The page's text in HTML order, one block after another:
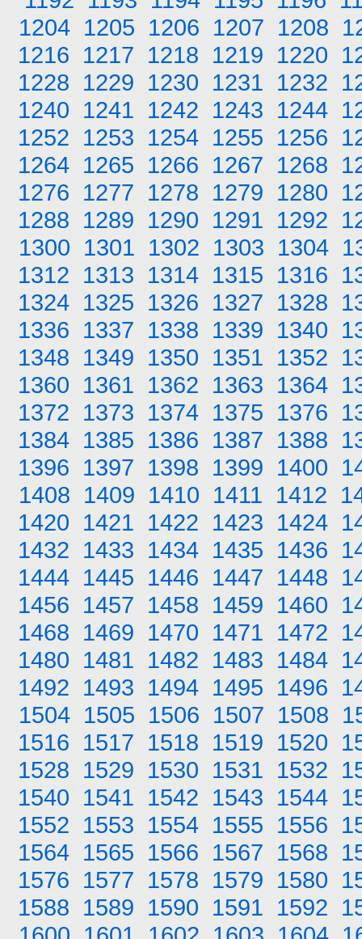
1204 1205 1206 1207 1208
1216 1217 1218 1219 1220
1228 1229 1230 1231 1232
1240 1241 1242 1243 1244
1252 1253 1254 1255 1256
1264 1265 1266 1267 1268
1276 1277 1278 1279 1280
1288 1289 1290 1291 1292
1300 1301 1302 1303 1304
1312 1313 1314 1315 1316
1324 1325 1326 1327 1328
1336 1337 1338 1339 1340
1348 1349 1350 1351 1352
1360 1361 1362 1363 1364
1372 1373 1374 1375 1376
1384 1385 1386 1387 1388
1396 1397 1398 1399 1400
1408 1409 1410 1411 1412
1420 1421 1422 1423 1424
1432 1433 1434 1435 1436
1444 1445 1446 1447 1448
1456 1457 1458 1459 1460
1468 1469 1470 1471 1472
1480 1481 1482 1483 1484
1492 1493 1494 1495 1496
1504 1505 1506 1507 1508
1516 1517 1518 1519 1520
1528 1529 1530 1531 1532
1540 1541 1542 1543 1544
1552 1553 1554 1555 1556
1564 1565 1566 1567 1568
1576 1577 1578 1579 1580
1588 1589 1590 1591 1592